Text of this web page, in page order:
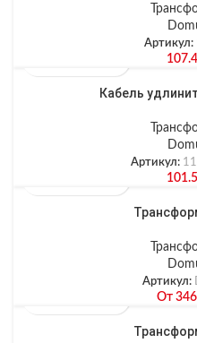
Артикул:
Кабель
Артикул:
Артикул:
От